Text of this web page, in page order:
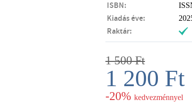
ISBN:
Kiadás éve:
Raktár: .
1 500Ft
1 200 Ft
-20% kedvezménnyel